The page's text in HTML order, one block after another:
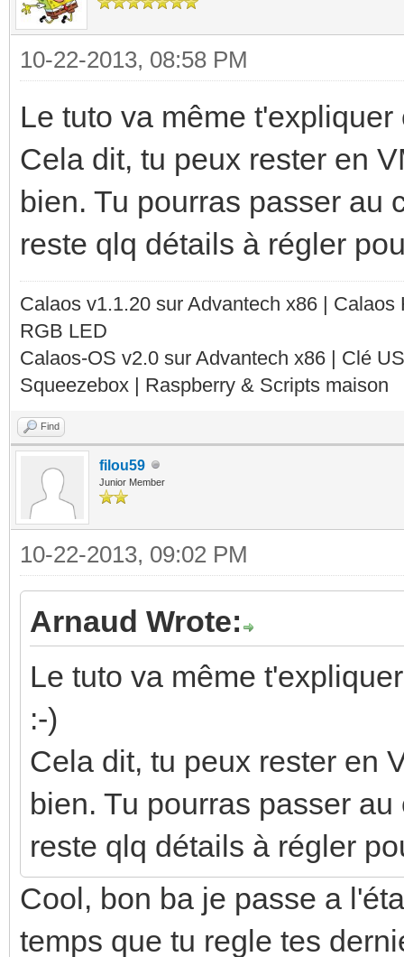
10-22-2013, 08:58 PM
Le tuto va même
Cela dit, tu peux rester en
bien. Tu pourras passer au
reste qlq détails à régler
Calaos v1.1.20 sur Advantech x86 |
RGB LED
Calaos-OS v2.0 sur Advantech x86 | Clé
Squeezebox | Raspberry & Scripts maison
Find
filou59
Junior Member
10-22-2013, 09:02 PM
Arnaud Wrote:
Le tuto va même
:-)
Cela dit, tu peux rester en
bien. Tu pourras passer
reste qlq détails à régler
Cool, bon ba je passe a
temps que tu regle tes